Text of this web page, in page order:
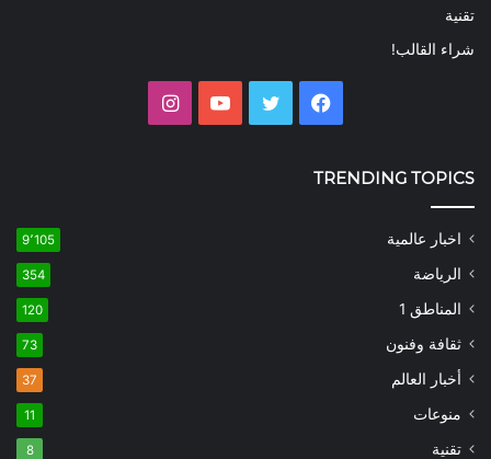
تقنية
شراء القالب!
فيسبوك تويتر يوتيوب
TRENDING TOPICS
اخبار عالمية 9٬105
الرياضة 354
المناطق 1 120
ثقافة وفنون 73
أخبار العالم 37
منوعات 11
تقنية 8